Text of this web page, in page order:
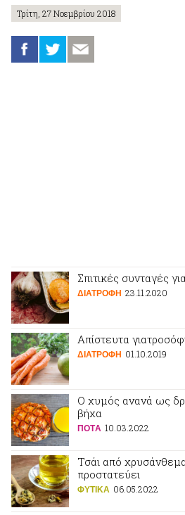
Τρίτη, 27 Νοεμβρίου 2018
Σπιτικές συνταγές
ΔΙΑΤΡΟΦΗ 23.11.2020
Απίστευτα
ΔΙΑΤΡΟΦΗ 01.10.2019
Ο χυμός ανανά ως
βήχα
ΠΟΤA 10.03.2022
Τσάι από
προστατεύει
ΦΥΤΙΚA 06.05.2022